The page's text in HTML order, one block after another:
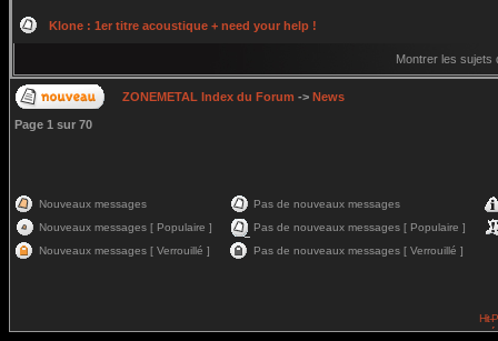
Klone : 1er titre acoustique + need your help !
Montrer les sujets
ZONEMETAL Index du Forum -> News
Page 1 sur 70
Nouveaux messages
Pas de nouveaux messages
Nouveaux messages [ Populaire ]
Pas de nouveaux messages [ Populaire ]
Nouveaux messages [ Verrouillé ]
Pas de nouveaux messages [ Verrouillé ]